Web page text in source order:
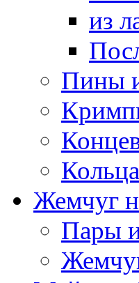
из
Пины
Жемчуг
Пары